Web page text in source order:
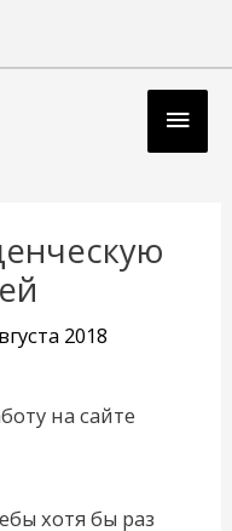
2018
на сайте
хотя бы раз